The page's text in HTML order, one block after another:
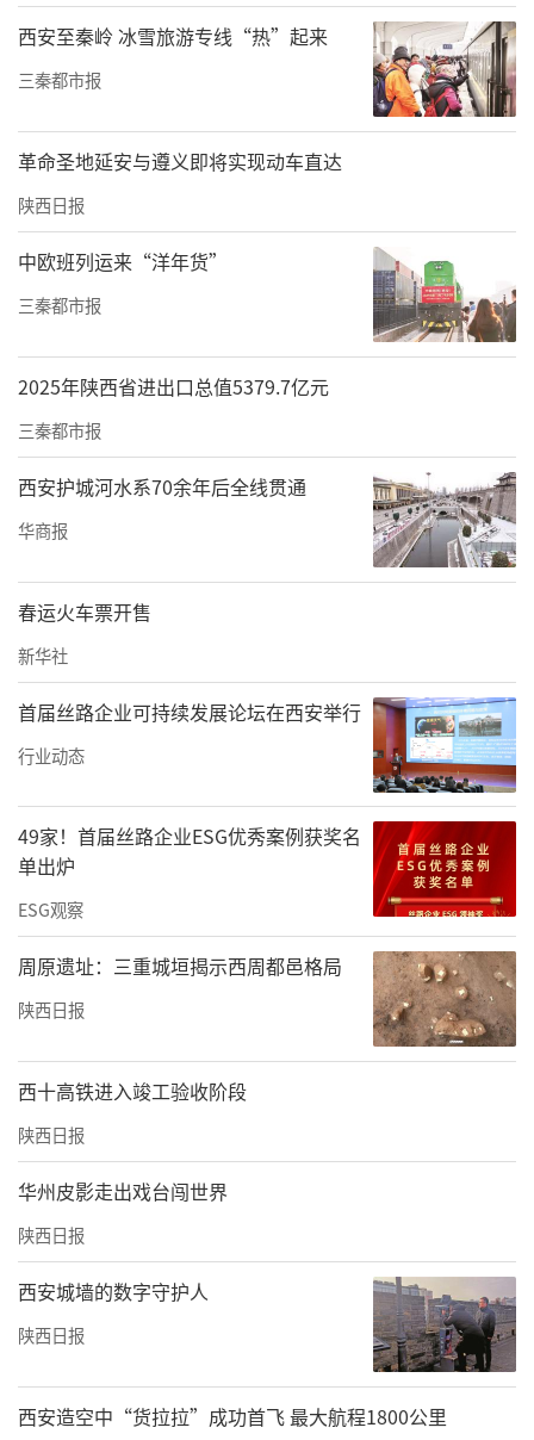
西安至秦岭 冰雪旅游专线“热”起来
三秦都市报
革命圣地延安与遵义即将实现动车直达
陕西日报
中欧班列运来“洋年货”
三秦都市报
2025年陕西省进出口总值5379.7亿元
三秦都市报
西安护城河水系70余年后全线贯通
华商报
春运火车票开售
新华社
首届丝路企业可持续发展论坛在西安举行
行业动态
49家！首届丝路企业ESG优秀案例获奖名
单出炉
ESG观察
周原遗址：三重城垣揭示西周都邑格局
陕西日报
西十高铁进入竣工验收阶段
陕西日报
华州皮影走出戏台闯世界
陕西日报
西安城墙的数字守护人
陕西日报
西安造空中“货拉拉”成功首飞 最大航程1800公里